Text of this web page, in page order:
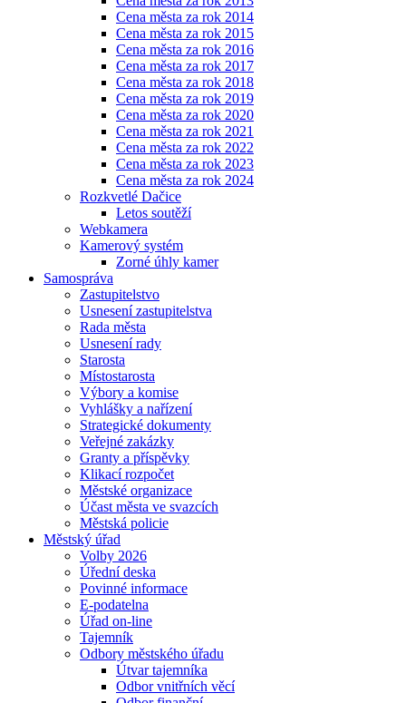
Cena města za rok 2014
Cena města za rok 2015
Cena města za rok 2016
Cena města za rok 2017
Cena města za rok 2018
Cena města za rok 2019
Cena města za rok 2020
Cena města za rok 2021
Cena města za rok 2022
Cena města za rok 2023
Cena města za rok 2024
Rozkvetlé Dačice
Letos soutěží
Webkamera
Kamerový systém
Zorné úhly kamer
Samospráva
Zastupitelstvo
Usnesení zastupitelstva
Rada města
Usnesení rady
Starosta
Místostarosta
Výbory a komise
Vyhlášky a nařízení
Strategické dokumenty
Veřejné zakázky
Granty a příspěvky
Klikací rozpočet
Městské organizace
Účast města ve svazcích
Městská policie
Městský úřad
Volby 2026
Úřední deska
Povinné informace
E-podatelna
Úřad on-line
Tajemník
Odbory městského úřadu
Útvar tajemníka
Odbor vnitřních věcí